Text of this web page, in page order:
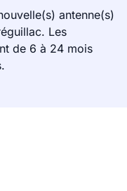
antenne(s)
Les
de 6 à 24 mois